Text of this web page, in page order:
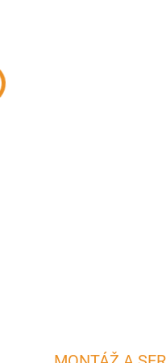
Pripojovacia sada WKCP